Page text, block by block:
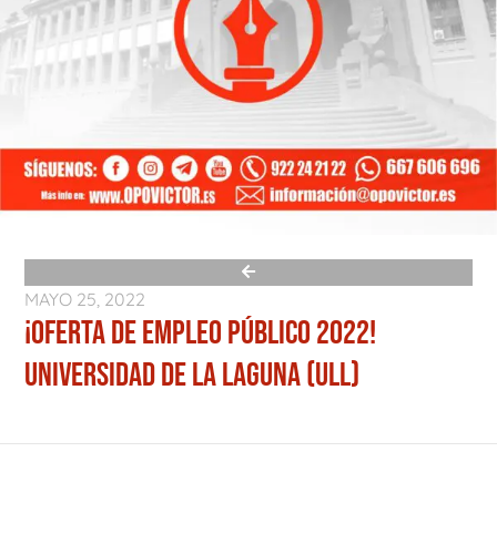
MAYO 25, 2022
¡OFERTA DE EMPLEO PÚBLICO 2022!
UNIVERSIDAD DE LA LAGUNA (ULL)